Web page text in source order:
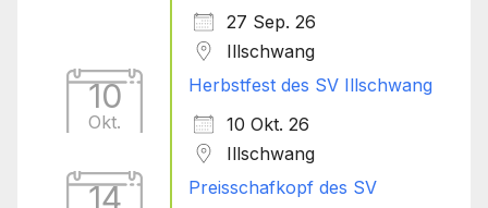
27 Sep. 26
Illschwang
10
Okt.
Herbstfest des SV Illschwang
10 Okt. 26
Illschwang
14
Preisschafkopf des SV